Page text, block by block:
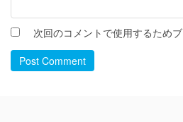
次回のコメントで使用するため
Post Comment